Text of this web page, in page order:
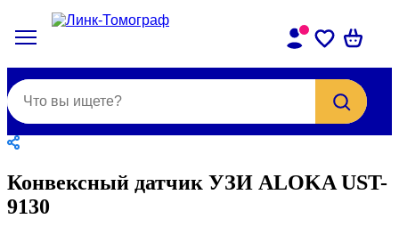
Конвексный датчик УЗИ ALOKA UST-
9130